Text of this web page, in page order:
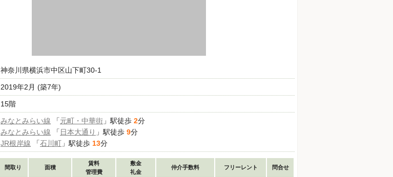
神奈川県横浜市中区山下町30-1
2019年2月 (築7年)
15階
みなとみらい線 「元町・中華街 」駅徒歩 2分
みなとみらい線 「 日本大通り 」駅徒歩 9分
JR根岸線 「石川町 」駅徒歩 13分
間取り 面積
賃料
管理費
敷金
礼金
仲介手数料 フリーレント 問合せ